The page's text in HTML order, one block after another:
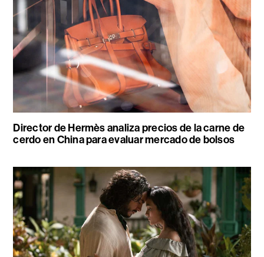
Director de Hermès analiza precios de la carne de
cerdo en China para evaluar mercado de bolsos